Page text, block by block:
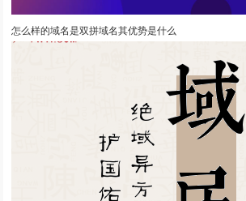
怎么样的域名是双拼域名其优势是什么